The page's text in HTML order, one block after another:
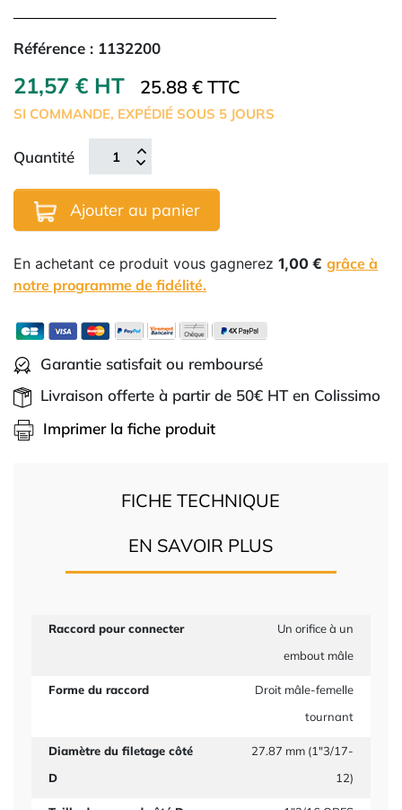
Référence : 1132200
21,57 € HT 25.88 € TTC
SI COMMANDE, EXPÉDIÉ SOUS 5 JOURS
Quantité
Ajouter au panier
En achetant ce produit vous gagnerez 1,00 € grâce à
notre programme de fidélité.
Garantie satisfait ou remboursé
Livraison offerte à partir de 50€ HT en Colissimo
Imprimer la fiche produit
FICHE TECHNIQUE
EN SAVOIR PLUS
Raccord pour connecter
Un orifice à un
embout mâle
Forme du raccord
Droit mâle-femelle
tournant
Diamètre du filetage côté
D
27.87 mm (1"3/17-
12)